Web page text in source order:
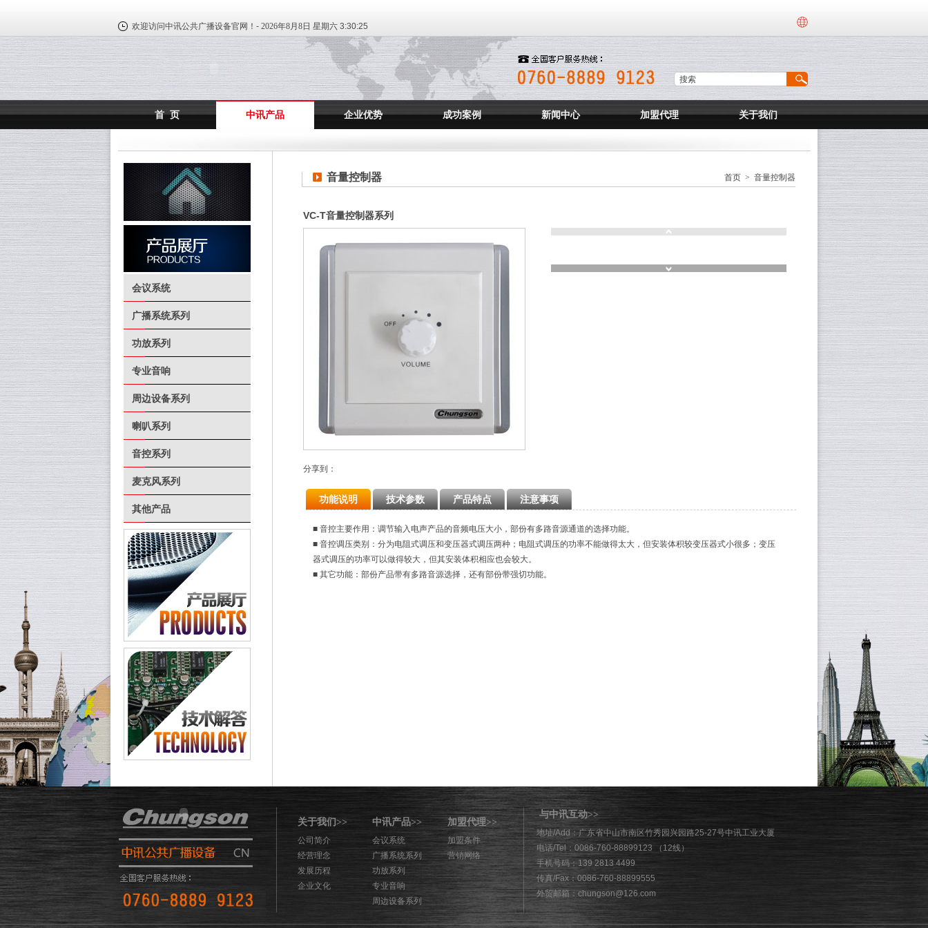
欢迎访问中讯公共广播设备官网！- 2026年8月8日 星期六 3:30:26
首 页 中讯产品 企业优势 成功案例 新闻中心 加盟代理 关于我们
会议系统
广播系统系列
功放系列
专业音响
周边设备系列
喇叭系列
音控系列
麦克风系列
其他产品
音量控制器 首页 > 音量控制器
VC-T音量控制器系列
分享到：
功能说明 技术参数 产品特点 注意事项
■ 音控主要作用：调节输入电声产品的音频电压大小，部份有多路音源通道的选择功能。
■ 音控调压类别：分为电阻式调压和变压器式调压两种；电阻式调压的功率不能做得太大，但安装体积较变压器式小很多；变压
器式调压的功率可以做得较大，但其安装体积相应也会较大。
■ 其它功能：部份产品带有多路音源选择，还有部份带强切功能。
关于我们>> 中讯产品>> 加盟代理>>
公司简介
经营理念
发展历程
企业文化
会议系统
广播系统系列
功放系列
专业音响
周边设备系列
加盟条件
营销网络
与中讯互动>>
地址/Add：广东省中山市南区竹秀园兴园路25-27号中讯工业大厦
电话/Tel：0086-760-88899123 （12线）
手机号码：139 2813 4499
传真/Fax：0086-760-88899555
外贸邮箱：chungson@126.com